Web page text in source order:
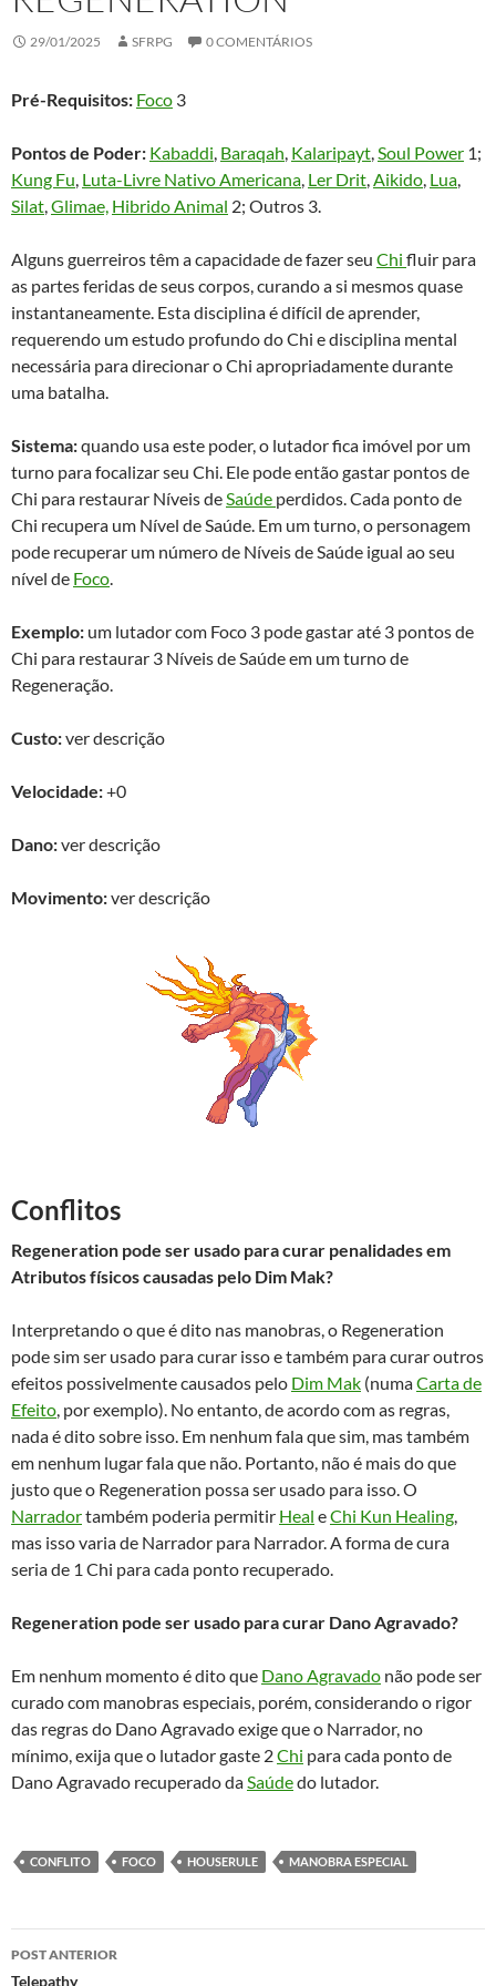
29/01/2025 SFRPG 0 COMENTÁRIOS
Pré-Requisitos: Foco 3
Pontos de Poder: Kabaddi, Baraqah, Kalaripayt,Soul Power 1;
Kung Fu, Luta-Livre Nativo Americana, Ler Drit,Aikido, Lua,
Silat,Glimae, Hibrido Animal 2; Outros 3.
Alguns guerreiros têm a capacidade de fazer seu Chi fluir para
as partes feridas de seus corpos, curando a si mesmos quase
instantaneamente. Esta disciplina é difícil de aprender,
requerendo um estudo profundo do Chi e disciplina mental
necessária para direcionar o Chi apropriadamente durante
uma batalha.
Sistema:quando usa este poder, o lutador fica imóvel por um
turno para focalizar seu Chi. Ele pode então gastar pontos de
Chi para restaurar Níveis deSaúde perdidos. Cada ponto de
Chi recupera um Nível de Saúde. Em um turno, o personagem
pode recuperar um número de Níveis de Saúde igual ao seu
nível de Foco.
Exemplo: um lutador com Foco 3 pode gastar até 3 pontos de
Chi para restaurar 3 Níveis de Saúde em um turno de
Regeneração.
Custo:ver descrição
Velocidade:+0
Dano:ver descrição
Movimento:ver descrição
Conflitos
Regeneration pode ser usado para curar penalidades em
Atributos físicos causadas pelo Dim Mak?
Interpretando o que é dito nas manobras, o Regeneration
pode sim ser usado para curar isso e também para curar outros
efeitos possivelmente causados pelo Dim Mak (numaCarta de
Efeito, por exemplo). No entanto, de acordo com as regras,
nada é dito sobre isso. Em nenhum fala que sim, mas também
em nenhum lugar fala que não. Portanto, não é mais do que
justo que o Regeneration possa ser usado para isso. O
Narradortambém poderia permitir Heal eChi Kun Healing,
mas isso varia de Narrador para Narrador. A forma de cura
seria de 1 Chi para cada ponto recuperado.
Regeneration pode ser usado para curar Dano Agravado?
Em nenhum momento é dito que Dano Agravado não pode ser
curado com manobras especiais, porém, considerando o rigor
das regras do Dano Agravado exige que o Narrador, no
mínimo, exija que o lutador gaste 2Chi para cada ponto de
Dano Agravado recuperado daSaúdedo lutador.
CONFLITO FOCO HOUSERULE MANOBRA ESPECIAL
Navegação
POST ANTERIOR
Telepathy